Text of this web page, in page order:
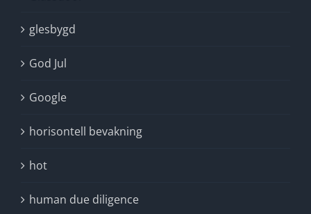
glesbygd
God Jul
Google
horisontell bevakning
hot
human due diligence